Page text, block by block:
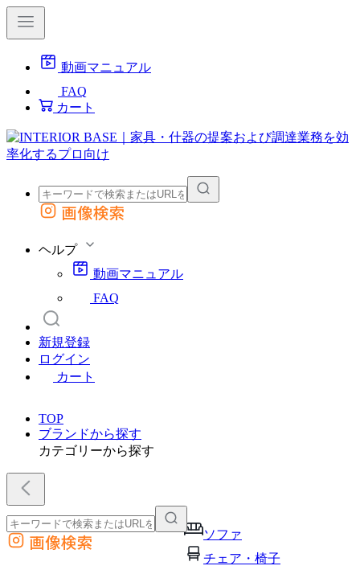
動画マニュアル
FAQ
カート
外部サイトの商品をカートに追加
画像検索
ヘルプ
動画マニュアル
FAQ
新規登録
ログイン
カート
TOP
ブランドから探す
カテゴリーから探す
ソファ
チェア・椅子
外部サイトの商品をカートに追加
他のサイトで見つけた商品ページのURLを貼り付けて、カートに追加できます
画像検索